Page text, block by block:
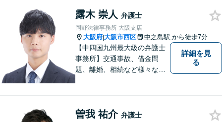
す。フットワークを活かし、
迅速な解決へと尽力いたしま
す。
露木 崇人 弁護士
岡野法律事務所 大阪支店
大阪府|大阪市西区 中之島駅 から徒歩7分
【中四国九州最大級の弁護士
事務所】交通事故、借金問
題、離婚、相続など様々な問
い！
詳細を見
る
曽我 祐介 弁護士